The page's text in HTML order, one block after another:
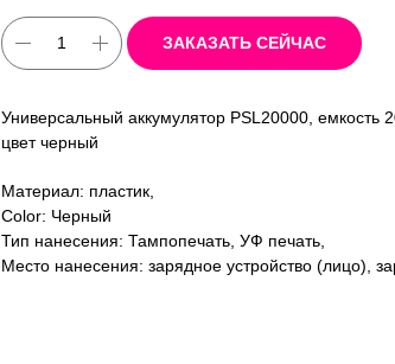
ЗАКАЗАТЬ СЕЙЧАС
Универсальный аккумулятор PSL20000, емкость
цвет черный
Материал: пластик,
Color: Черный
Тип нанесения: Тампопечать, УФ печать,
Место нанесения: зарядное устройство (лицо),